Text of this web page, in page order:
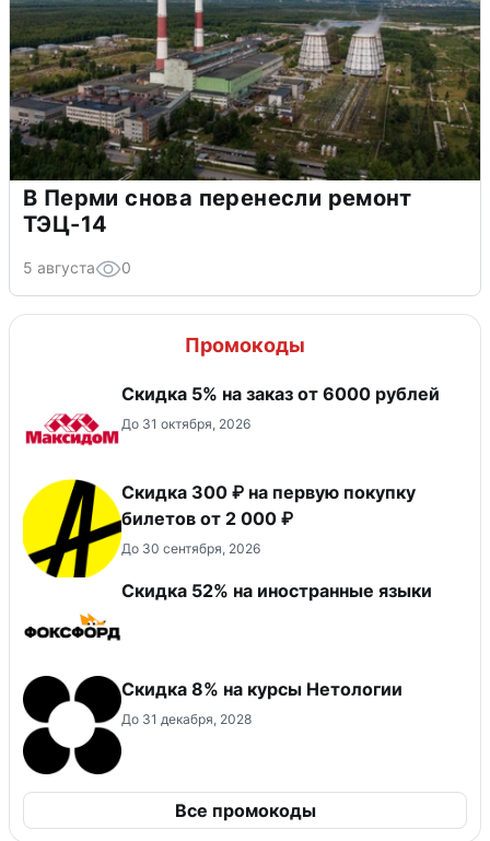
В Перми снова перенесли ремонт
ТЭЦ-14
5 августа 0
Промокоды
Скидка 5% на заказ от 6000 рублей
До 31 октября, 2026
Скидка 300 ₽ на первую покупку
билетов от 2 000 ₽
До 30 сентября, 2026
Скидка 52% на иностранные языки
Скидка 8% на курсы Нетологии
До 31 декабря, 2028
Все промокоды